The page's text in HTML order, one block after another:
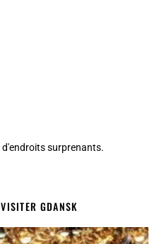
d'endroits surprenants.
GDANSK